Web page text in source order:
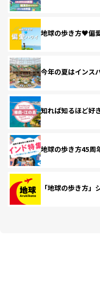
地球の歩き方♥偏
今年の夏はインス
知れば知るほど好
地球の歩き方45周
「地球の歩き方」